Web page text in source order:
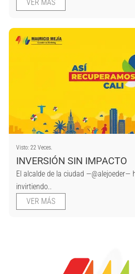
VER MÁS
Visto: 22 Veces.
INVERSIÓN SIN IMPACTO
El alcalde de la ciudad —@alejoeder—
invirtiendo..
VER MÁS